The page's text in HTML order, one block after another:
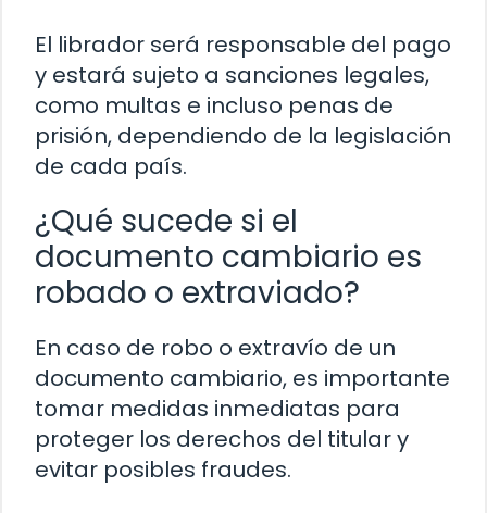
El librador será responsable del pago
y estará sujeto a sanciones legales,
como multas e incluso penas de
prisión, dependiendo de la legislación
de cada país.
¿Qué sucede si el
documento cambiario es
robado o extraviado?
En caso de robo o extravío de un
documento cambiario, es importante
tomar medidas inmediatas para
proteger los derechos del titular y
evitar posibles fraudes.